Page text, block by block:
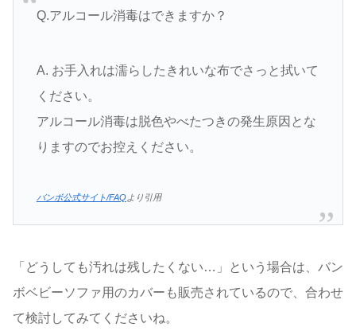
Q.アルコール消毒はできますか？
A. お手入れは濡らしたきれいな布でさっと拭いて
ください。
アルコール消毒は脱色やべたつきの発生原因とな
りますのでお控えください。
バンボ公式サイト/FAQより引用
「どうしても汚れは残したくない…」という場合は、バン
ボベビーソファ用のカバーも販売されているので、合わせ
て検討してみてくださいね。